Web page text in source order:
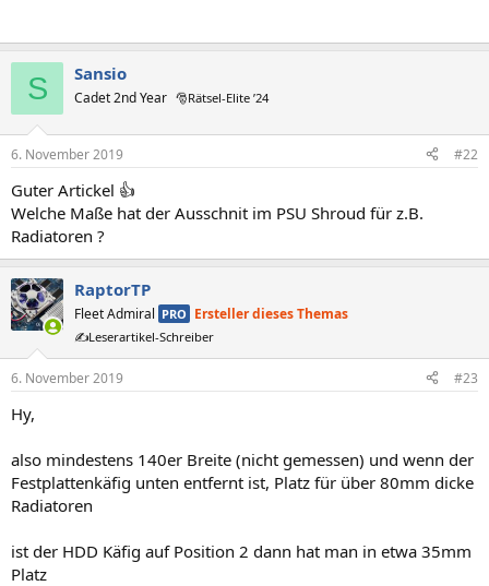
S Sansio
Cadet 2nd Year 🎅Rätsel-Elite ’24
6. November 2019 #22
Guter Artickel 👍
Welche Maße hat der Ausschnit im PSU Shroud für z.B.
Radiatoren ?
RaptorTP
Fleet Admiral PRO Ersteller dieses Themas
✍️Leserartikel-Schreiber
6. November 2019 #23
Hy,
also mindestens 140er Breite (nicht gemessen) und wenn der
Festplattenkäfig unten entfernt ist, Platz für über 80mm dicke
Radiatoren
ist der HDD Käfig auf Position 2 dann hat man in etwa 35mm
Platz